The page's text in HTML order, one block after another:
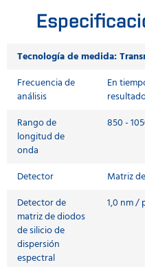
Tecnología de medida:
Frecuencia de
análisis
En
Rango de
longitud de
onda
850 -
Detector
Matriz
Detector de
matriz de diodos
de silicio de
dispersión
espectral
1,0 nm /